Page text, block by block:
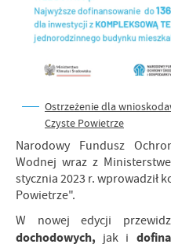
Ostrzeżenie dla
Czyste Powietrze
Narodowy Fundusz O
Wodnej wraz z M
stycznia 2023 r. wprowadził
Powietrze".
W nowej edycji
dochodowych, jak i